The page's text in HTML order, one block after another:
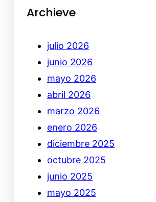
Archieve
julio 2026
junio 2026
mayo 2026
abril 2026
marzo 2026
enero 2026
diciembre 2025
octubre 2025
junio 2025
mayo 2025